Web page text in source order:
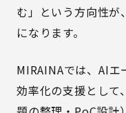
む」という方向性が
になります。
MIRAINAでは、AI
効率化の支援として、